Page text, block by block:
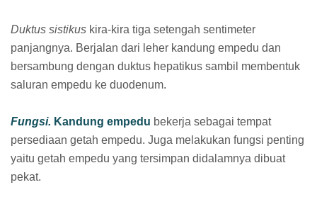
Duktus sistikus kira-kira tiga setengah sentimeter
panjangnya. Berjalan dari leher kandung empedu dan
bersambung dengan duktus hepatikus sambil membentuk
saluran empedu ke duodenum.
Fungsi. Kandung empedu bekerja sebagai tempat
persediaan getah empedu. Juga melakukan fungsi penting
yaitu getah empedu yang tersimpan didalamnya dibuat
pekat.